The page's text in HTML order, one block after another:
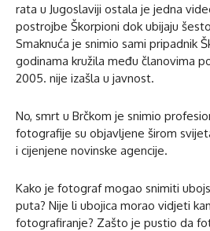
rata u Jugoslaviji ostala je jedna
postrojbe Škorpioni dok ubijaju
Smaknuća je snimio sami pripadnik
godinama kružila među članovima
2005. nije izašla u javnost.
No, smrt u Brčkom je snimio
fotografije su objavljene širom
i cijenjene novinske agencije.
Kako je fotograf mogao snimiti
puta? Nije li ubojica morao vidjeti
fotografiranje? Zašto je pustio da